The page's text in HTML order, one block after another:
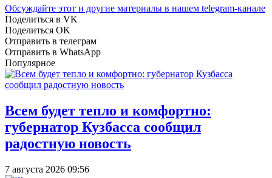
Обсуждайте этот и другие материалы в нашем telegram-канале
Поделиться в VK
Поделиться OK
Отправить в телеграм
Отправить в WhatsApp
Популярное
Всем будет тепло и комфортно:
губернатор Кузбасса сообщил
радостную новость
7 августа 2026 09:56